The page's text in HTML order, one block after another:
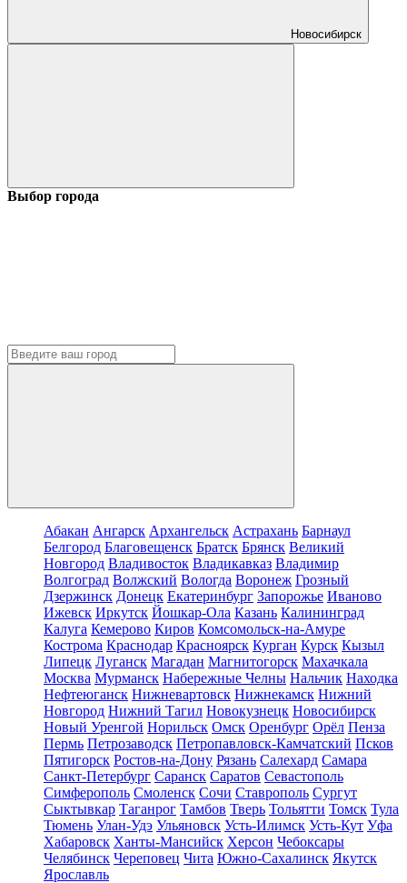
Новосибирск
Выбор города
Абакан Ангарск Архангельск Астрахань Барнаул
Белгород Благовещенск Братск Брянск Великий
Новгород Владивосток Владикавказ Владимир
Волгоград Волжский Вологда Воронеж Грозный
Дзержинск Донецк Екатеринбург Запорожье Иваново
Ижевск Иркутск Йошкар-Ола Казань Калининград
Калуга Кемерово Киров Комсомольск-на-Амуре
Кострома Краснодар Красноярск Курган Курск Кызыл
Липецк Луганск Магадан Магнитогорск Махачкала
Москва Мурманск Набережные Челны Нальчик Находка
Нефтеюганск Нижневартовск Нижнекамск Нижний
Новгород Нижний Тагил Новокузнецк Новосибирск
Новый Уренгой Норильск Омск Оренбург Орёл Пенза
Пермь Петрозаводск Петропавловск-Камчатский Псков
Пятигорск Ростов-на-Дону Рязань Салехард Самара
Санкт-Петербург Саранск Саратов Севастополь
Симферополь Смоленск Сочи Ставрополь Сургут
Сыктывкар Таганрог Тамбов Тверь Тольятти Томск Тула
Тюмень Улан-Удэ Ульяновск Усть-Илимск Усть-Кут Уфа
Хабаровск Ханты-Мансийск Херсон Чебоксары
Челябинск Череповец Чита Южно-Сахалинск Якутск
Ярославль